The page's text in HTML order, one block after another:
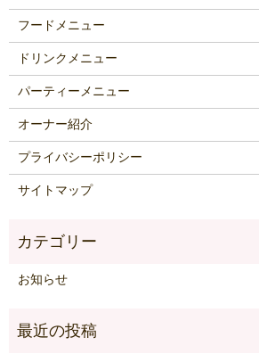
フードメニュー
ドリンクメニュー
パーティーメニュー
オーナー紹介
プライバシーポリシー
サイトマップ
お知らせ